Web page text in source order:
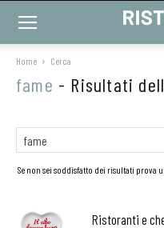
Home Cerca
fame - Risultati
Se non sei soddisfatto dei risultati prova
Ristoranti e